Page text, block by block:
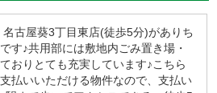
古屋葵3丁目東店(徒歩5分)がありち
す♪共用部には敷地内ごみ置き場・
おりとても充実しています♪こちら
払いいただける物件なので、支払い